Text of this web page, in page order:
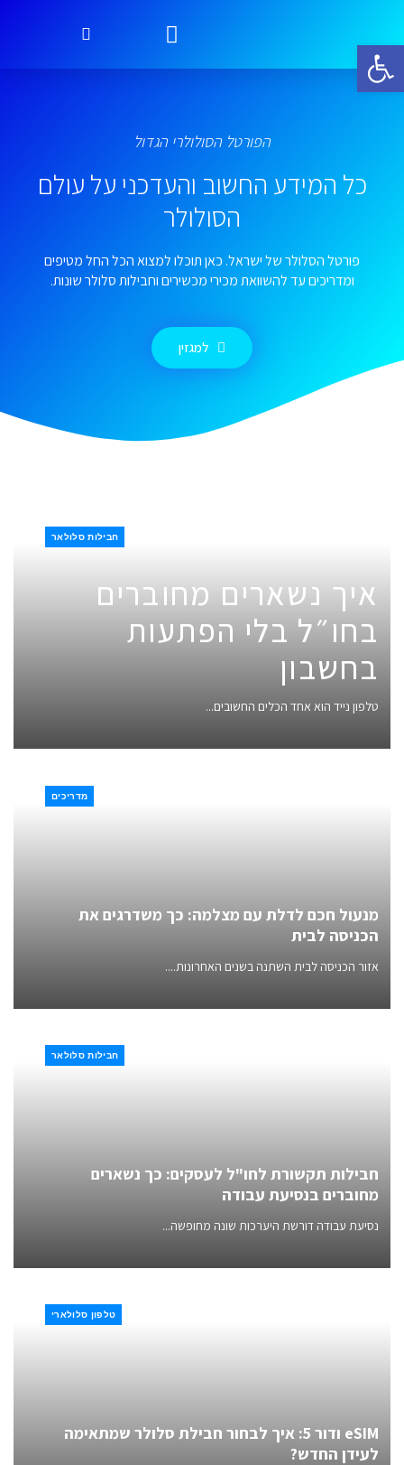
פתח סרגל נגישות
הפורטל הסולולרי הגדול
כל המידע החשוב והעדכני על עולם
הסולולר
פורטל הסלולר של ישראל. כאן תוכלו למצוא הכל החל מטיפים
ומדריכים עד להשוואת מכירי מכשירים וחבילות סלולר שונות.
למגזין
חבילות סלולאר
איך נשארים מחוברים
בחו״ל בלי הפתעות
בחשבון
טלפון נייד הוא אחד הכלים החשובים...
מדריכים
מנעול חכם לדלת עם מצלמה: כך משדרגים את
הכניסה לבית
אזור הכניסה לבית השתנה בשנים האחרונות....
חבילות סלולאר
חבילות תקשורת לחו"ל לעסקים: כך נשארים
מחוברים בנסיעת עבודה
נסיעת עבודה דורשת היערכות שונה מחופשה...
טלפון סלולארי
eSIM ודור 5: איך לבחור חבילת סלולר שמתאימה
לעידן החדש?